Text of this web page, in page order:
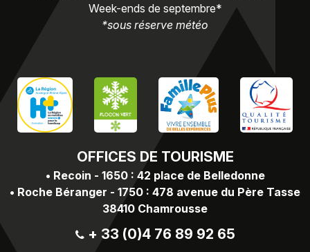
OFFICES DE TOURISME
• Recoin - 1650 : 42 place de Belledonne
• Roche Béranger - 1750 : 478 avenue du Père Tasse
38410 Chamrousse
+ 33 (0)4 76 89 92 65
Week-ends de septembre*
*sous réserve météo